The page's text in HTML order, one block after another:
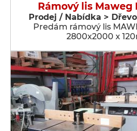
Rámový lis Maweg
Prodej / Nabídka >
Predám rámový lis
2800x2000 x